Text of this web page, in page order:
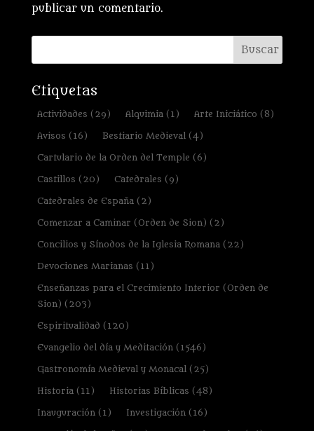
publicar un comentario.
Etiquetas
Actividades (29) Alquimia(1) Arte Iniciático (8)
Avisos (16) Bestiario Medieval(4)
Cartulario de la Orden del Temple (6)
Castillos (20) Catedrales (9)
Catedrales de España(2)
Comenzar a Caminar (Orden de Sion) (2)
Concilios y Sínodos de la Iglesia Romana(22)
Devociones Marianas (11)
Enseñanzas para el Crecimiento Interior (Orden de
Sion) (203)
Espiritualidad (120)
Evangelio del día y Meditación(1546)
Gastronomía Medieval y Monacal(25)
Historia(11) Historias Bíblicas (48)
Inauguración(1) Investigación(16)